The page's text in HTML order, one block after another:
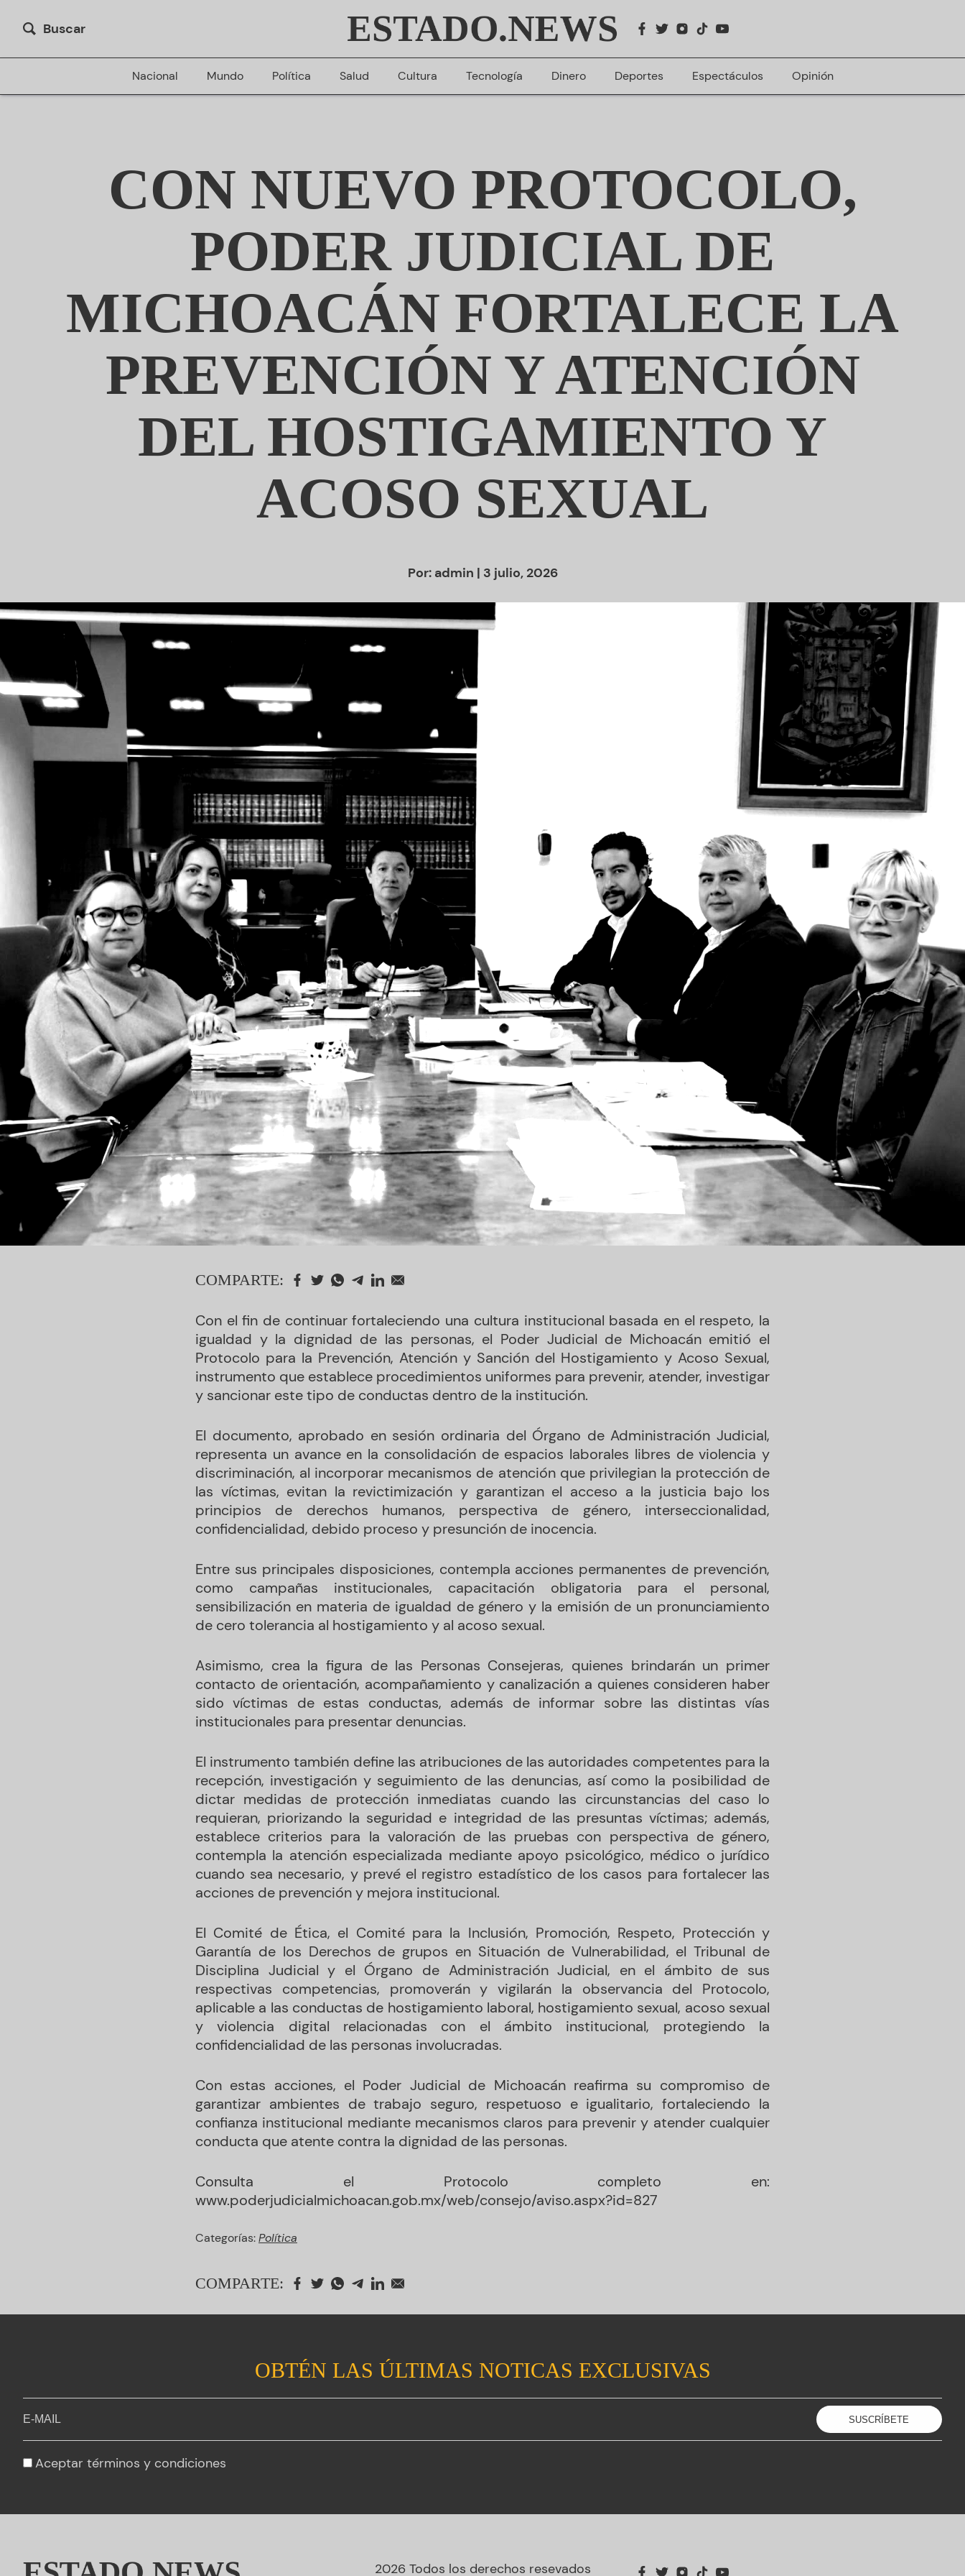
Buscar ESTADO.NEWS
Nacional Mundo Política Salud Cultura Tecnología Dinero Deportes Espectáculos Opinión
CON NUEVO PROTOCOLO,
PODER JUDICIAL DE
MICHOACÁN FORTALECE LA
PREVENCIÓN Y ATENCIÓN
DEL HOSTIGAMIENTO Y
ACOSO SEXUAL
Por: admin | 3 julio, 2026
COMPARTE:
Con el fin de continuar fortaleciendo una cultura institucional basada en el respeto, la
igualdad y la dignidad de las personas, el Poder Judicial de Michoacán emitió el
Protocolo para la Prevención, Atención y Sanción del Hostigamiento y Acoso Sexual,
instrumento que establece procedimientos uniformes para prevenir, atender, investigar
y sancionar este tipo de conductas dentro de la institución.
El documento, aprobado en sesión ordinaria del Órgano de Administración Judicial,
representa un avance en la consolidación de espacios laborales libres de violencia y
discriminación, al incorporar mecanismos de atención que privilegian la protección de
las víctimas, evitan la revictimización y garantizan el acceso a la justicia bajo los
principios de derechos humanos, perspectiva de género, interseccionalidad,
confidencialidad, debido proceso y presunción de inocencia.
Entre sus principales disposiciones, contempla acciones permanentes de prevención,
como campañas institucionales, capacitación obligatoria para el personal,
sensibilización en materia de igualdad de género y la emisión de un pronunciamiento
de cero tolerancia al hostigamiento y al acoso sexual.
Asimismo, crea la figura de las Personas Consejeras, quienes brindarán un primer
contacto de orientación, acompañamiento y canalización a quienes consideren haber
sido víctimas de estas conductas, además de informar sobre las distintas vías
institucionales para presentar denuncias.
El instrumento también define las atribuciones de las autoridades competentes para la
recepción, investigación y seguimiento de las denuncias, así como la posibilidad de
dictar medidas de protección inmediatas cuando las circunstancias del caso lo
requieran, priorizando la seguridad e integridad de las presuntas víctimas; además,
establece criterios para la valoración de las pruebas con perspectiva de género,
contempla la atención especializada mediante apoyo psicológico, médico o jurídico
cuando sea necesario, y prevé el registro estadístico de los casos para fortalecer las
acciones de prevención y mejora institucional.
El Comité de Ética, el Comité para la Inclusión, Promoción, Respeto, Protección y
Garantía de los Derechos de grupos en Situación de Vulnerabilidad, el Tribunal de
Disciplina Judicial y el Órgano de Administración Judicial, en el ámbito de sus
respectivas competencias, promoverán y vigilarán la observancia del Protocolo,
aplicable a las conductas de hostigamiento laboral, hostigamiento sexual, acoso sexual
y violencia digital relacionadas con el ámbito institucional, protegiendo la
confidencialidad de las personas involucradas.
Con estas acciones, el Poder Judicial de Michoacán reafirma su compromiso de
garantizar ambientes de trabajo seguro, respetuoso e igualitario, fortaleciendo la
confianza institucional mediante mecanismos claros para prevenir y atender cualquier
conducta que atente contra la dignidad de las personas.
Consulta el Protocolo completo en:
www.poderjudicialmichoacan.gob.mx/web/consejo/aviso.aspx?id=827
Categorías:Política
COMPARTE:
OBTÉN LAS ÚLTIMAS NOTICAS EXCLUSIVAS
Aceptar términos y condiciones
2026 Todos los derechos resevados